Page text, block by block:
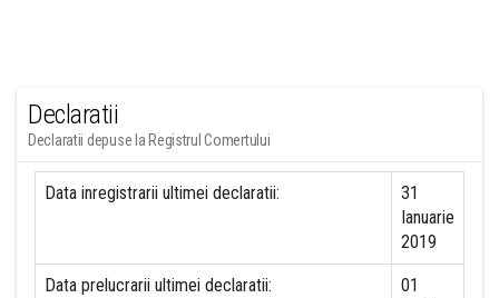
Declaratii
Declaratii depuse la Registrul Comertului
Data inregistrarii ultimei declaratii:
31
Ianuarie
2019
Data prelucrarii ultimei declaratii:
01